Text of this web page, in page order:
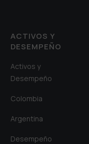
ACTIVOS Y
DESEMPEÑO
Activos y
Desempeño
Colombia
Argentina
Desempeño